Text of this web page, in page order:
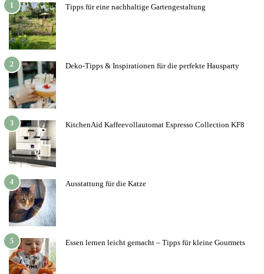
1 Tipps für eine nachhaltige Gartengestaltung
2 Deko-Tipps & Inspirationen für die perfekte Hausparty
3 KitchenAid Kaffeevollautomat Espresso Collection KF8
4 Ausstattung für die Katze
5 Essen lernen leicht gemacht – Tipps für kleine Gourmets